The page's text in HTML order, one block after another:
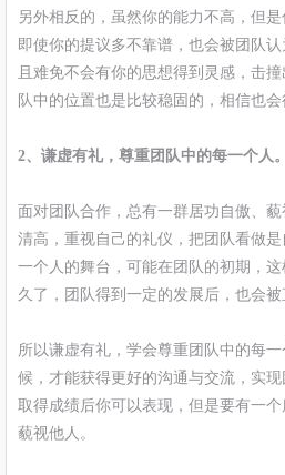
另外相反的，虽然你的能力不高，但
即使你的提议多不靠谱，也会被团队
且难免不会有你的思想得到灵感，击
队中的位置也是比较稳固的，相信也会
2、谦虚有礼，尊重团队中的每一个人。
面对团队合作，总有一群居功自傲、
清高，重视自己的礼仪，把团队看做
一个人的舞台，可能在团队的初期，
久了，团队得到一定的发展后，也会被
所以谦虚有礼，学会尊重团队中的每
候，才能获得更好的沟通与交流，实
取得成绩后你可以表现，但是要有一
藐视他人。